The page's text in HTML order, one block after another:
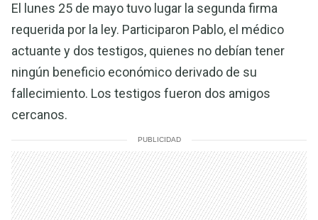
El lunes 25 de mayo tuvo lugar la segunda firma
requerida por la ley. Participaron Pablo, el médico
actuante y dos testigos, quienes no debían tener
ningún beneficio económico derivado de su
fallecimiento. Los testigos fueron dos amigos
cercanos.
PUBLICIDAD